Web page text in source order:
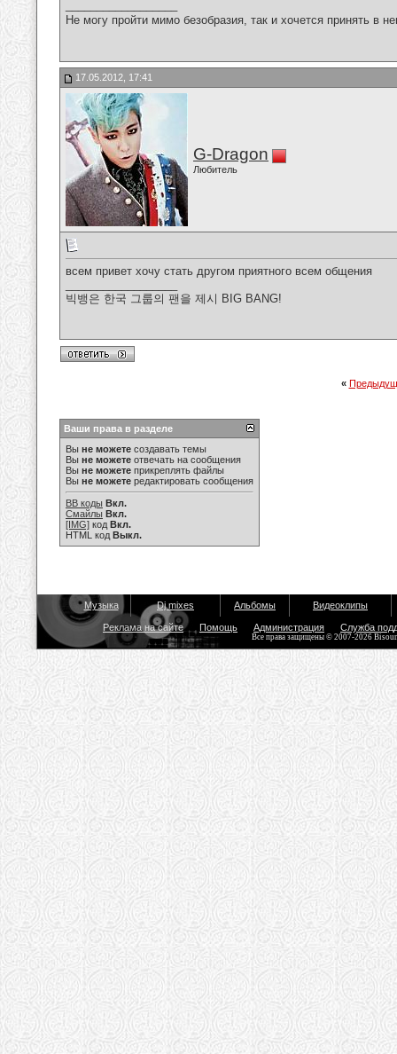
Не могу пройти мимо безобразия, так и хочется принять в
17.05.2012, 17:41
G-Dragon
Любитель
всем привет хочу стать другом приятного всем общения
빅뱅은 한국 그룹의 팬을 제시 BIG BANG!
«
Ваши права в разделе
Вы не можете создавать темы
Вы не можете отвечать на сообщения
Вы не можете прикреплять файлы
Вы не можете редактировать сообщения
BB коды Вкл.
Смайлы Вкл.
[IMG] код Вкл.
HTML код Выкл.
Музыка Dj mixes Альбомы Видеоклипы
Реклама на сайте Помощь Администрация Служба
Все права защищены © 2007-2026